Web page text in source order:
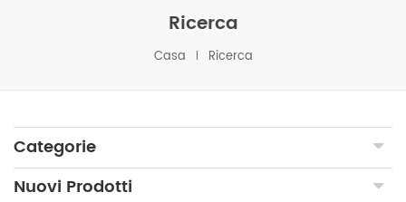
Ricerca
Casa Ricerca
Categorie
Nuovi Prodotti